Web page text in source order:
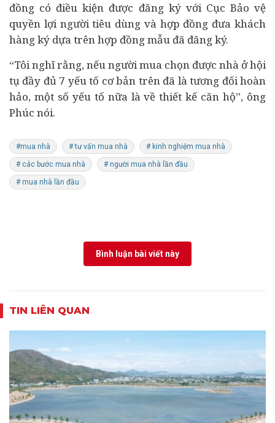
đồng có điều kiện được đăng ký với Cục Bảo vệ
quyền lợi người tiêu dùng và hợp đồng đưa khách
hàng ký dựa trên hợp đồng mẫu đã đăng ký.
“Tôi nghĩ rằng, nếu người mua chọn được nhà ở hội
tụ đầy đủ 7 yếu tố cơ bản trên đã là tương đối hoàn
hảo, một số yếu tố nữa là về thiết kế căn hộ”, ông
Phúc nói.
#mua nhà # tư vấn mua nhà # kinh nghiệm mua nhà
# các bước mua nhà # người mua nhà lần đầu
# mua nhà lần đầu
Bình luận bài viết này
TIN LIÊN QUAN